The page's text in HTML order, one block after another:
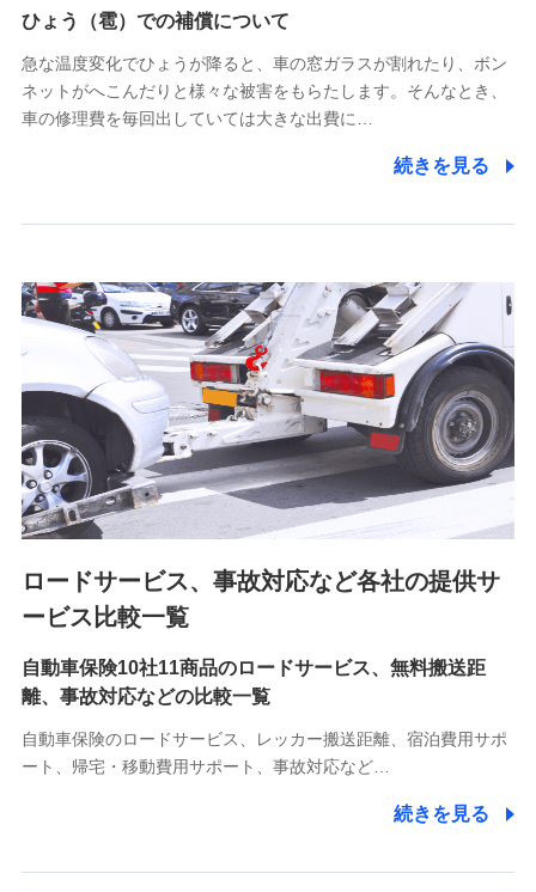
供し、金融商品等の契約を勧奨するため
アンケートやキャンペーン等の実施のため
上記に係る連絡・手続き・管理等付帯業務を行うため
5.通話録音にて取得する情報
7.社員（従業者）の個人情報
人事･勤怠･健康・労務等の管理、給与支給、福利厚生・採用
退職関連処理等の各種手続きのため、当社と従業員または従
業員同士の連絡のため
8.取引先個人情報
取引先としての選定業務、営業情報の提供業務、契約締結手
続き業務、取引管理業務、およびこれらに準ずる業務の遂行
のため
9.お問い合わせ情報
各種お問い合わせに対応するため
10.受託業務の 個人情報
受託業務の遂行およびこれらに準ずる業務の遂行のため
11.マイカー通勤管理クラウド並びに法人向けASPサー
をお送りするため
ひょう（雹）での補償について
急な温度変化でひょうが降ると、車の窓ガラスが割れたり、ボン
ネットがへこんだりと様々な被害をもらたします。そんなとき、
車の修理費を毎回出していては大きな出費に…
続きを見る
ロードサービス、事故対応など各社の提供サ
ービス比較一覧
自動車保険10社11商品のロードサービス、無料搬送距
離、事故対応などの比較一覧
自動車保険のロードサービス、レッカー搬送距離、宿泊費用サポ
ート、帰宅・移動費用サポート、事故対応など…
続きを見る